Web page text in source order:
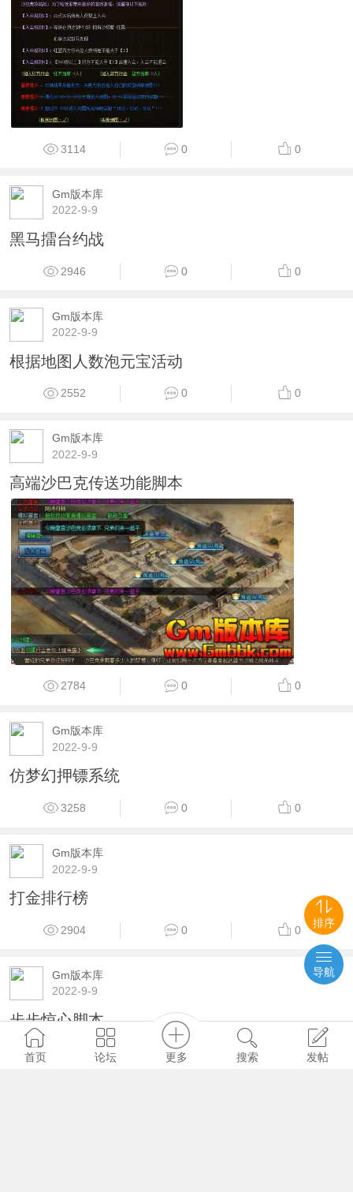
3114 0 0
Gm版本库
2022-9-9
黑马擂台约战
2946 0 0
Gm版本库
2022-9-9
根据地图人数泡元宝活动
2552 0 0
Gm版本库
2022-9-9
高端沙巴克传送功能脚本
2784 0 0
Gm版本库
2022-9-9
仿梦幻押镖系统
3258 0 0
Gm版本库
2022-9-9
打金排行榜
2904 0 0
Gm版本库
2022-9-9
步步惊心脚本
0
首页 论坛 更多 搜索 发帖
排序
导航